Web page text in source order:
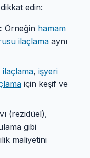
edin:
Örneğin hamam
ilaçlama aynı
ilaçlama, işyeri
için keşif ve
(rezidüel),
gibi
maliyetini